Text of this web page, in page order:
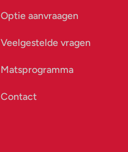
Optie aanvraagen
Veelgestelde vragen
Matsprogramma
Contact